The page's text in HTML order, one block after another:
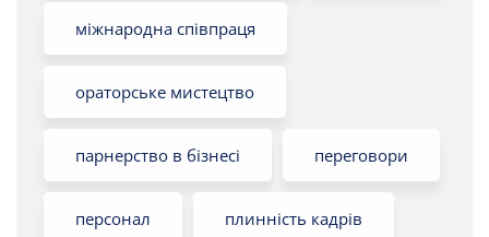
міжнародна співпраця
ораторське мистецтво
парнерство в бізнесі переговори
персонал плинність кадрів